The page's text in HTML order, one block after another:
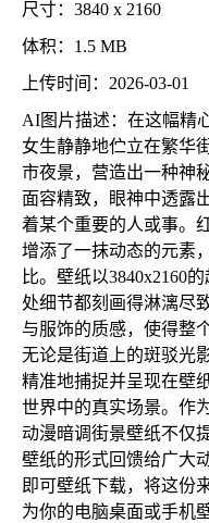
尺寸：3840 x 2160
体积：1.5 MB
上传时间：2026-03-01
AI图片描述：在这幅精
女生静静地伫立在繁华
市夜景，营造出一种神
面容精致，眼神中透露
着某个重要的人或事。
增添了一抹动态的元素
比。壁纸以3840x2160
处细节都刻画得淋漓尽
与服饰的质感，使得整
无论是街道上的斑驳光
精准地捕捉并呈现在壁
世界中的真实场景。作
动漫暗调街景壁纸不仅
壁纸的形式回馈给广大
即可壁纸下载，将这份
为你的电脑桌面或手机